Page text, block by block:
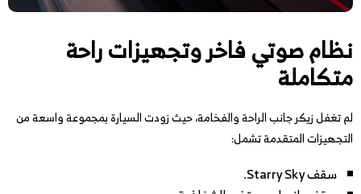
نظام صوتي فاخر وتجهيزات راحة
متكاملة
لم تغفل زيكر جانب الراحة والفخامة، حيث زودت السيارة بمجموعة واسعة من
التجهيزات المتقدمة تشمل:
سقف Starry Sky.